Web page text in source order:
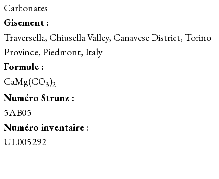
Carbonates
Gisement :
Traversella, Chiusella Valley, Canavese District, Torino
Province, Piedmont, Italy
Formule :
CaMg(CO3)2
Numéro Strunz :
5AB05
Numéro inventaire :
UL005292